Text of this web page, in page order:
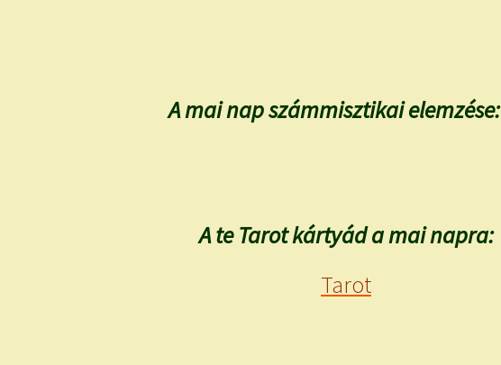
A mai nap számmisztikai elemzése:
A te Tarot kártyád a mai napra:
Tarot